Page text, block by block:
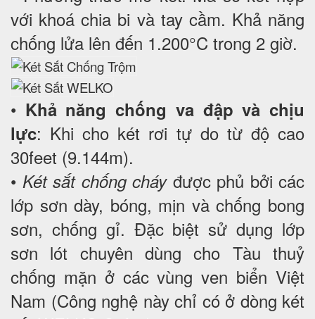
với khoá chia bi và tay cầm. Khả năng
chống lửa lên đến 1.200°C trong 2 giờ.
• Khả năng chống va đập và chịu
lực: Khi cho két rơi tự do từ độ cao
30feet (9.144m).
• Két sắt chống cháyđược phủ bởi các
lớp sơn dày, bóng, mịn và chống bong
sơn, chống gỉ. Đặc biệt sử dụng lớp
sơn lót chuyên dùng cho Tàu thuỷ
chống mặn ở các vùng ven biển Việt
Nam (Công nghệ này chỉ có ở dòng két